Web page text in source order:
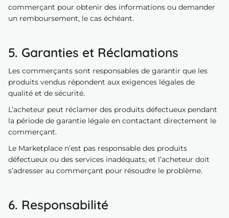
commerçant pour obtenir des informations ou demander
un remboursement, le cas échéant.
5. Garanties et Réclamations
Les commerçants sont responsables de garantir que les
produits vendus répondent aux exigences légales de
qualité et de sécurité.
L’acheteur peut réclamer des produits défectueux pendant
la période de garantie légale en contactant directement le
commerçant.
Le Marketplace n’est pas responsable des produits
défectueux ou des services inadéquats, et l’acheteur doit
s’adresser au commerçant pour résoudre le problème.
6. Responsabilité